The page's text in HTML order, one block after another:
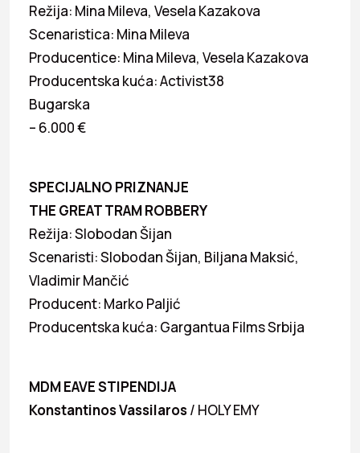
Režija: Mina Mileva, Vesela Kazakova
Scenaristica: Mina Mileva
Producentice: Mina Mileva, Vesela Kazakova
Producentska kuća: Activist38
Bugarska
– 6.000 €
SPECIJALNO PRIZNANJE
THE GREAT TRAM ROBBERY
Režija: Slobodan Šijan
Scenaristi: Slobodan Šijan, Biljana Maksić,
Vladimir Mančić
Producent: Marko Paljić
Producentska kuća: Gargantua Films Srbija
MDM EAVE STIPENDIJA
Konstantinos Vassilaros/ HOLY EMY